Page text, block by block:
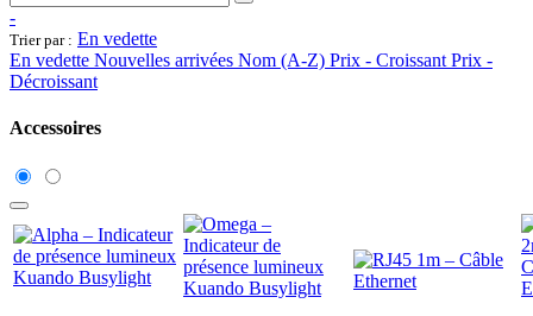
-
Trier par : En vedette
En vedette Nouvelles arrivées Nom (A-Z) Prix - Croissant Prix -
Décroissant
Accessoires